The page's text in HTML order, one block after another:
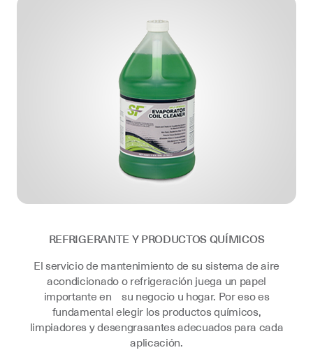
REFRIGERANTE Y PRODUCTOS QUÍMICOS
El servicio de mantenimiento de su sistema de aire
acondicionado o refrigeración juega un papel
importante en su negocio u hogar. Por eso es
fundamental elegir los productos químicos,
limpiadores y desengrasantes adecuados para cada
aplicación.